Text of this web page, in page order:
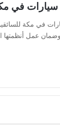
في
في مكة
عمل أنظمتها